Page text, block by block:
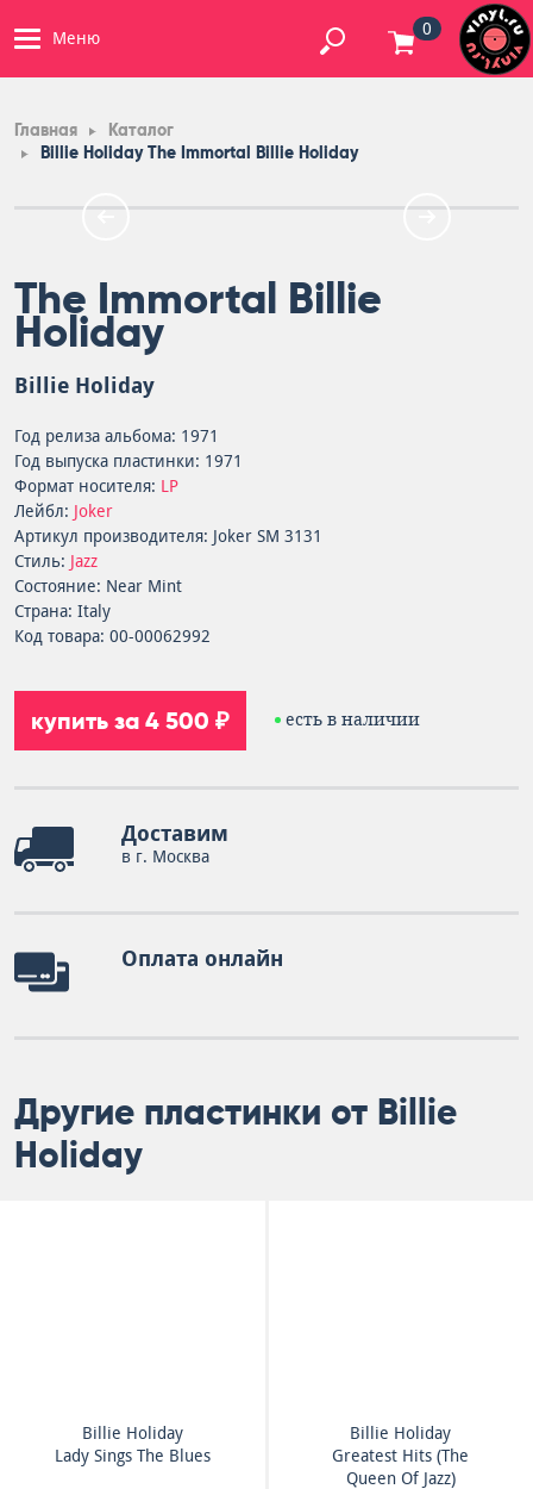
Меню 0
Главная
Каталог
Billie Holiday The Immortal Billie Holiday
The Immortal Billie
Holiday
Billie Holiday
Год релиза альбома: 1971
Год выпуска пластинки: 1971
Формат носителя: LP
Лейбл: Joker
Артикул производителя: Joker SM 3131
Стиль: Jazz
Состояние: Near Mint
Страна: Italy
Код товара: 00-00062992
купить за 4 500 ₽ есть в наличии
Доставим
в г. Москва
Оплата онлайн
Другие пластинки от Billie
Holiday
Billie Holiday
Lady Sings The Blues
Billie Holiday
Greatest Hits (The
Queen Of Jazz)